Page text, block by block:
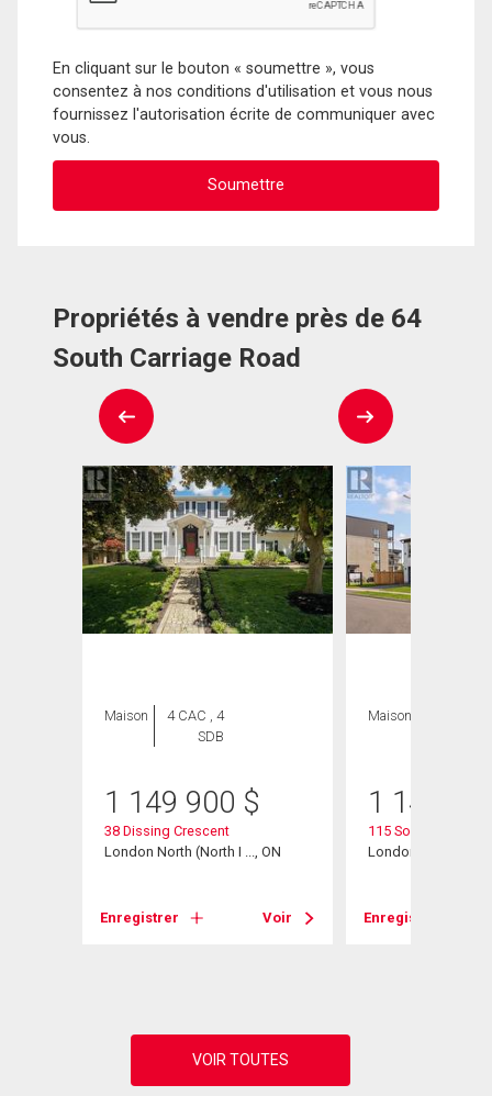
En cliquant sur le bouton « soumettre », vous
consentez à nos conditions d'utilisation et vous nous
fournissez l'autorisation écrite de communiquer avec
vous.
Propriétés à vendre près de 64
South Carriage Road
Maison
4 CAC , 4
SDB
1 149 900 $
38 Dissing Crescent
London North (North I ..., ON
Enregistrer Voir
Maison
1 149
115 South Carriage
London North
Enregistrer